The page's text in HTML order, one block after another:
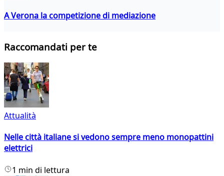
A Verona la competizione di mediazione
Raccomandati per te
Attualità
Nelle città italiane si vedono sempre meno monopattini
elettrici
1 min di lettura